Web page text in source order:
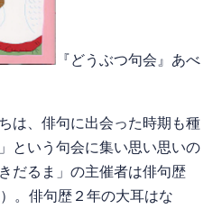
『どうぶつ句会』あべ
は、俳句に出会った時期も種
という句会に集い思い思いの
だるま」の主催者は俳句歴
。俳句歴２年の大耳はな